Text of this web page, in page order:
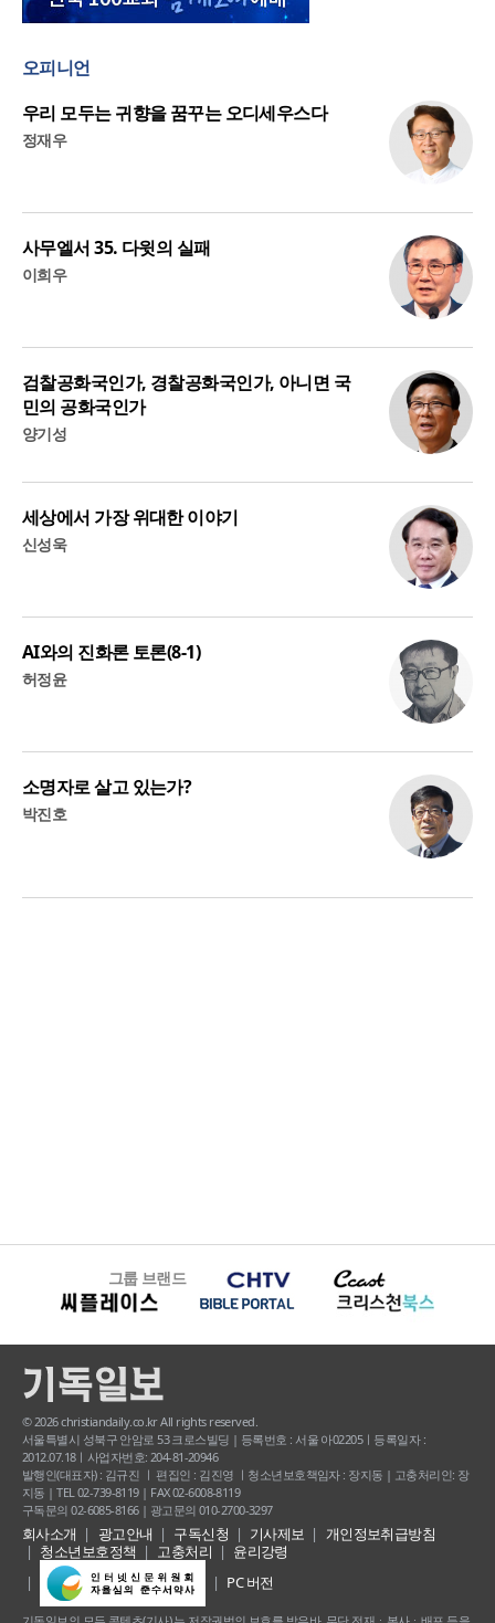
오피니언
우리 모두는 귀향을 꿈꾸는 오디세우스다
정재우
사무엘서 35. 다윗의 실패
이희우
검찰공화국인가, 경찰공화국인가, 아니면 국
민의 공화국인가
양기성
세상에서 가장 위대한 이야기
신성욱
AI와의 진화론 토론(8-1)
허정윤
소명자로 살고 있는가?
박진호
그룹 브랜드
© 2026 christiandaily.co.kr All rights reserved.
서울특별시 성북구 안암로 53 크로스빌딩 | 등록번호 : 서울 아02205ㅣ등록일자 :
2012.07.18ㅣ사업자번호: 204-81-20946
발행인(대표자) : 김규진 ㅣ 편집인 : 김진영 ㅣ청소년보호책임자 : 장지동 | 고충처리인: 장
지동 | TEL 02-739-8119 | FAX 02-6008-8119
구독문의 02-6085-8166 | 광고문의 010-2700-3297
회사소개 광고안내 구독신청 기사제보
개인정보취급방침
청소년보호정책
고충처리
윤리강령
PC 버전